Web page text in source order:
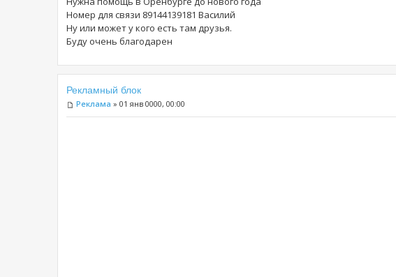
Номер для связи 89144139181 Василий
Ну или может у кого есть там друзья.
Буду очень благодарен
Рекламный блок
Реклама » 01 янв 0000, 00:00